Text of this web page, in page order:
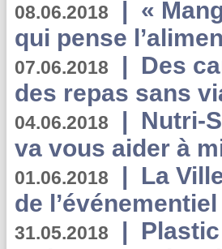
08.06.2018 | «
qui pense
07.06.2018 | Des
des repas sans
04.06.2018 | Nutri-
va vous aider à
01.06.2018 | La
de
31.05.2018 |